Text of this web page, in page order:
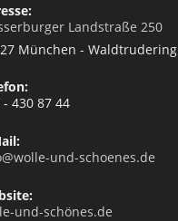
Landstraße 250
München - Waldtrudering
- 430 87 44
und-schoenes.de
und-schönes.de